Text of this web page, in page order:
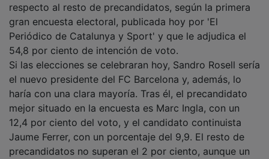
respecto al resto de precandidatos, según la primera
gran encuesta electoral, publicada hoy por 'El
Periódico de Catalunya y Sport' y que le adjudica el
54,8 por ciento de intención de voto.
Si las elecciones se celebraran hoy, Sandro Rosell sería
el nuevo presidente del FC Barcelona y, además, lo
haría con una clara mayoría. Tras él, el precandidato
mejor situado en la encuesta es Marc Ingla, con un
12,4 por ciento del voto, y el candidato continuista
Jaume Ferrer, con un porcentaje del 9,9. El resto de
precandidatos no superan el 2 por ciento, aunque un